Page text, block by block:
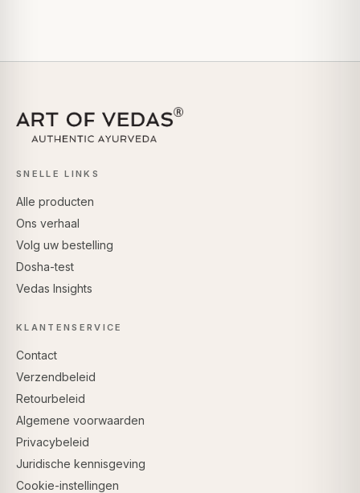
SNELLE LINKS
Alle producten
Ons verhaal
Volg uw bestelling
Dosha-test
Vedas Insights
KLANTENSERVICE
Contact
Verzendbeleid
Retourbeleid
Algemene voorwaarden
Privacybeleid
Juridische kennisgeving
Cookie-instellingen